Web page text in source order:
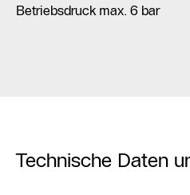
Betriebsdruck max. 6 bar
Technische Daten